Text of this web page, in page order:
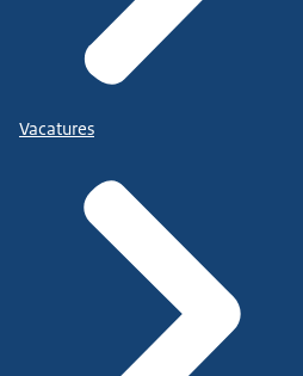
Vacatures